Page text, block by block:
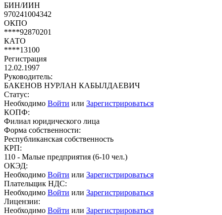
БИН/ИИН
970241004342
ОКПО
****92870201
КАТО
****13100
Регистрация
12.02.1997
Руководитель:
БАКЕНОВ НУРЛАН КАБЫЛДАЕВИЧ
Статус:
Необходимо Войти или Зарегистрироваться
КОПФ:
Филиал юридического лица
Форма собственности:
Республиканская собственность
КРП:
110 - Малые предприятия (6-10 чел.)
ОКЭД:
Необходимо Войти или Зарегистрироваться
Плательщик НДС:
Необходимо Войти или Зарегистрироваться
Лицензии:
Необходимо Войти или Зарегистрироваться